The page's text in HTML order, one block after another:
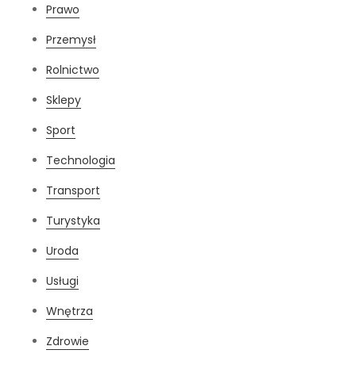
Prawo
Przemysł
Rolnictwo
Sklepy
Sport
Technologia
Transport
Turystyka
Uroda
Usługi
Wnętrza
Zdrowie